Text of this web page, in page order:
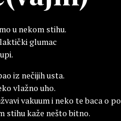
u nekom stihu.
glumac
iz nečijih usta.
vlažno uho.
vakuum i neko te baca o
stihu kaže nešto bitno.